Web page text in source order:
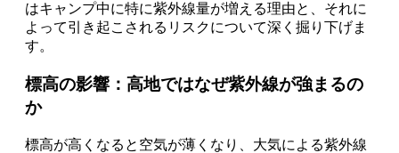
はキャンプ中に特に紫外線量が増える理由と、それに
よって引き起こされるリスクについて深く掘り下げま
す。
標高の影響：高地ではなぜ紫外線が強まるの
か
標高が高くなると空気が薄くなり、大気による紫外線